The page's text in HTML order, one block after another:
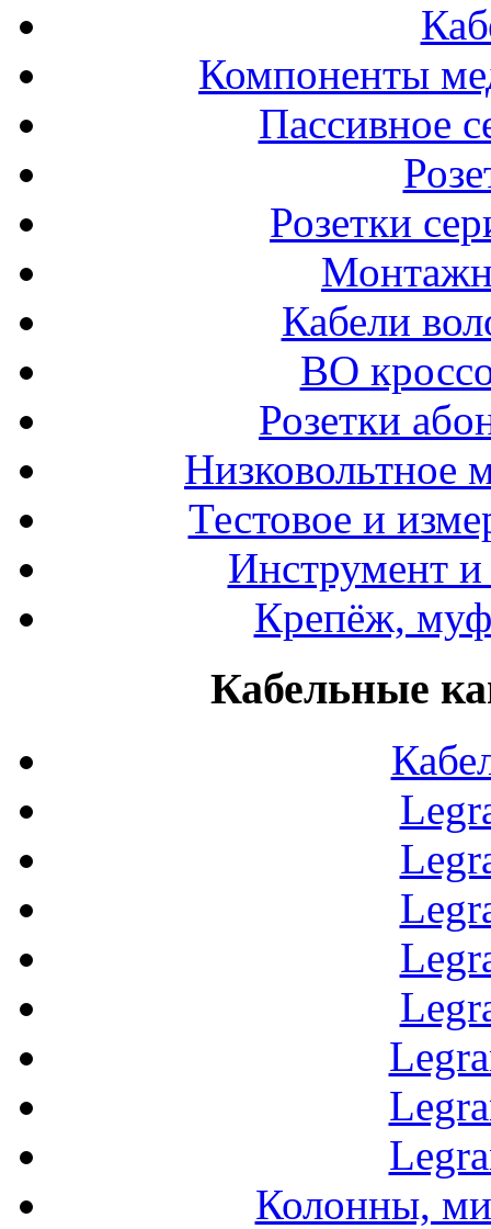
Компоненты
Пассивное
Розетки
Кабели
ВО
Розетки
Низковольтное
Тестовое и
Инструмент
Крепёж,
Кабельные
Колонны,